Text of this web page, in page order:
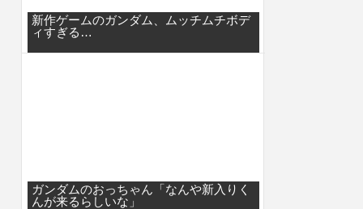
新作ゲームのガンダム、ムッチムチボデ
ィすぎる…
ガンダムのおっちゃん「なんや新入りく
んが来るらしいな」